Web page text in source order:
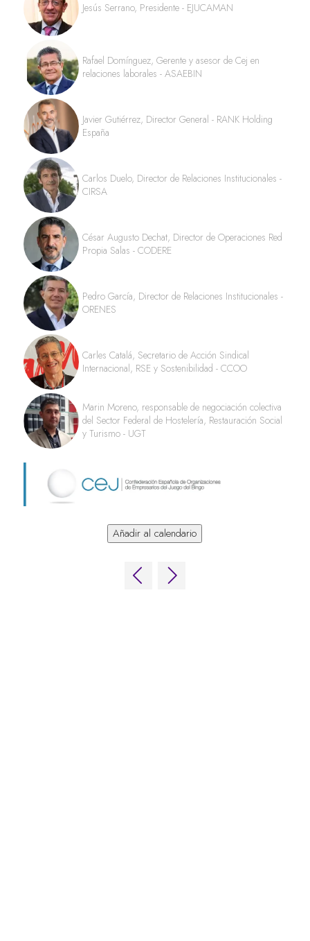
Jesús Serrano, Presidente - EJUCAMAN
Rafael Domínguez, Gerente y asesor de Cej en
relaciones laborales - ASAEBIN
Javier Gutiérrez, Director General - RANK Holding
España
Carlos Duelo, Director de Relaciones Institucionales -
CIRSA
César Augusto Dechat, Director de Operaciones Red
Propia Salas - CODERE
Pedro García, Director de Relaciones Institucionales -
ORENES
Carles Catalá, Secretario de Acción Sindical
Internacional, RSE y Sostenibilidad - CCOO
Marin Moreno, responsable de negociación colectiva
del Sector Federal de Hostelería, Restauración Social
y Turismo - UGT
Añadir al calendario